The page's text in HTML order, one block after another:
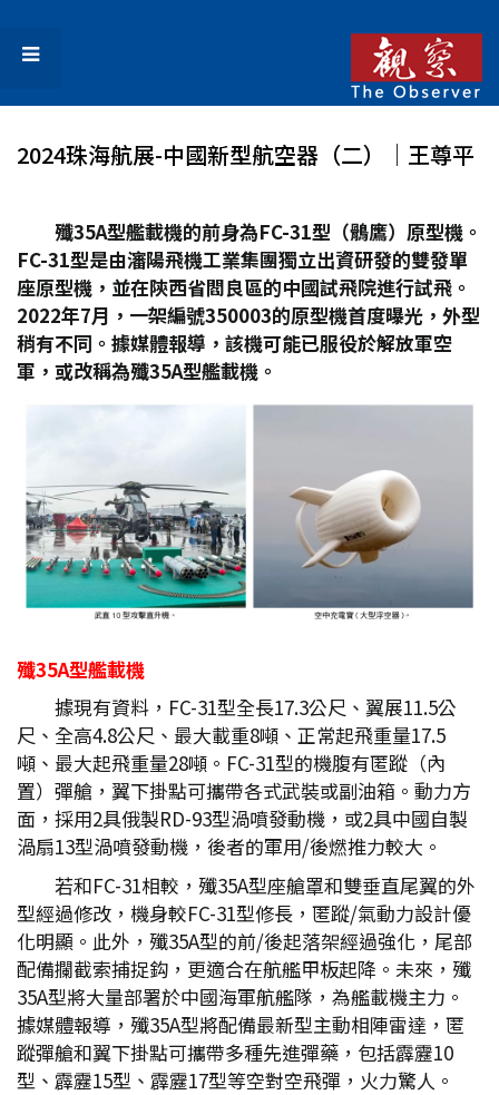
2024珠海航展-中國新型航空器（二）│王尊平
殲35A型艦載機的前身為FC-31型（鶻鷹）原型機。
FC-31型是由瀋陽飛機工業集團獨立出資研發的雙發單
座原型機，並在陝西省閻良區的中國試飛院進行試飛。
2022年7月，一架編號350003的原型機首度曝光，外型
稍有不同。據媒體報導，該機可能已服役於解放軍空
軍，或改稱為殲35A型艦載機。
殲35A型艦載機
據現有資料，FC-31型全長17.3公尺、翼展11.5公
尺、全高4.8公尺、最大載重8噸、正常起飛重量17.5
噸、最大起飛重量28噸。FC-31型的機腹有匿蹤（內
置）彈艙，翼下掛點可攜帶各式武裝或副油箱。動力方
面，採用2具俄製RD-93型渦噴發動機，或2具中國自製
渦扇13型渦噴發動機，後者的軍用/後燃推力較大。
若和FC-31相較，殲35A型座艙罩和雙垂直尾翼的外
型經過修改，機身較FC-31型修長，匿蹤/氣動力設計優
化明顯。此外，殲35A型的前/後起落架經過強化，尾部
配備攔截索捕捉鈎，更適合在航艦甲板起降。未來，殲
35A型將大量部署於中國海軍航艦隊，為艦載機主力。
據媒體報導，殲35A型將配備最新型主動相陣雷達，匿
蹤彈艙和翼下掛點可攜帶多種先進彈藥，包括霹靂10
型、霹靂15型、霹靂17型等空對空飛彈，火力驚人。